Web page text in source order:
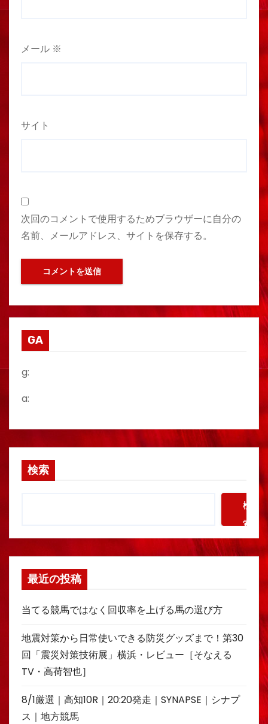
メール ※
サイト
次回のコメントで使用するためブラウザーに自分の
名前、メールアドレス、サイトを保存する。
GA
g:
a:
検索
検
索
最近の投稿
当てる競馬ではなく回収率を上げる馬の選び方
地震対策から日常使いできる防災グッズまで！第30
回「震災対策技術展」横浜・レビュー［そなえる
TV・高荷智也］
8/1厳選｜高知10R｜20:20発走｜SYNAPSE｜シナプ
ス｜地方競馬